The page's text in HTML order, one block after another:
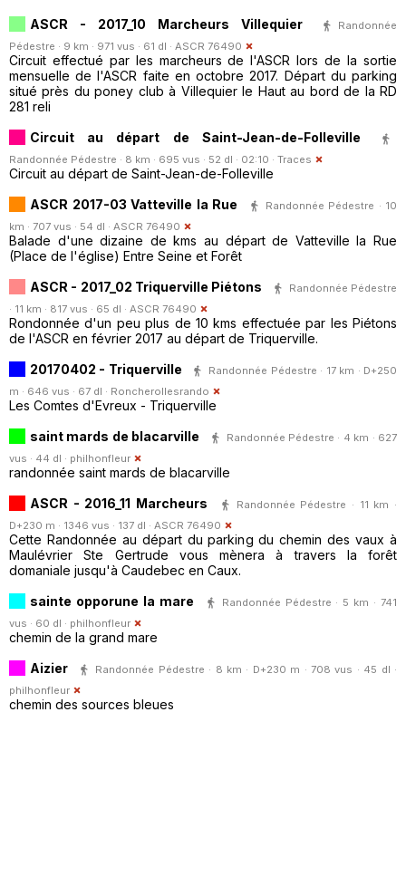
ASCR - 2017_10 Marcheurs Villequier
Randonnée
Pédestre · 9 km · 971 vus · 61 dl · ASCR 76490
Circuit effectué par les marcheurs de l'ASCR lors de la sortie
mensuelle de l'ASCR faite en octobre 2017. Départ du parking
situé près du poney club à Villequier le Haut au bord de la RD
281 reli
Circuit au départ de Saint-Jean-de-Folleville
Randonnée Pédestre · 8 km · 695 vus · 52 dl · 02:10 · Traces
Circuit au départ de Saint-Jean-de-Folleville
ASCR 2017-03 Vatteville la Rue
Randonnée Pédestre · 10
km · 707 vus · 54 dl · ASCR 76490
Balade d'une dizaine de kms au départ de Vatteville la Rue
(Place de l'église) Entre Seine et Forêt
ASCR - 2017_02 Triquerville Piétons
Randonnée Pédestre
· 11 km · 817 vus · 65 dl · ASCR 76490
Rondonnée d'un peu plus de 10 kms effectuée par les Piétons
de l'ASCR en février 2017 au départ de Triquerville.
20170402 - Triquerville
Randonnée Pédestre · 17 km · D+250
m · 646 vus · 67 dl · Roncherollesrando
Les Comtes d'Evreux - Triquerville
saint mards de blacarville
Randonnée Pédestre · 4 km · 627
vus · 44 dl · philhonfleur
randonnée saint mards de blacarville
ASCR - 2016_11 Marcheurs
Randonnée Pédestre · 11 km ·
D+230 m · 1346 vus · 137 dl · ASCR 76490
Cette Randonnée au départ du parking du chemin des vaux à
Maulévrier Ste Gertrude vous mènera à travers la forêt
domaniale jusqu'à Caudebec en Caux.
sainte opporune la mare
Randonnée Pédestre · 5 km · 741
vus · 60 dl · philhonfleur
chemin de la grand mare
Aizier
Randonnée Pédestre · 8 km · D+230 m · 708 vus · 45 dl ·
philhonfleur
chemin des sources bleues